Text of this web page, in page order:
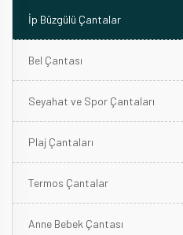
İp Büzgülü Çantalar
Bel Çantası
Seyahat ve Spor Çantaları
Plaj Çantaları
Termos Çantalar
Anne Bebek Çantası